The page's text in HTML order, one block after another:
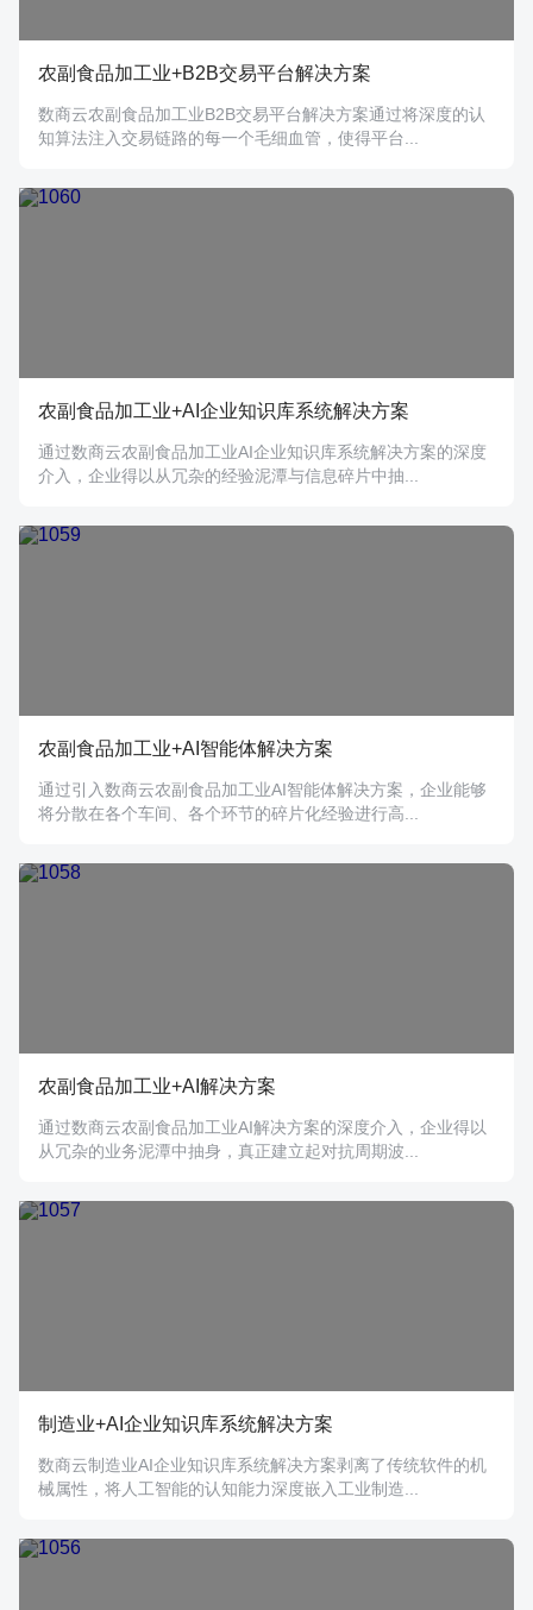
农副食品加工业+B2B交易平台解决方案
数商云农副食品加工业B2B交易平台解决方案通过将深度的认
知算法注入交易链路的每一个毛细血管，使得平台...
农副食品加工业+AI企业知识库系统解决方案
通过数商云农副食品加工业AI企业知识库系统解决方案的深度
介入，企业得以从冗杂的经验泥潭与信息碎片中抽...
农副食品加工业+AI智能体解决方案
通过引入数商云农副食品加工业AI智能体解决方案，企业能够
将分散在各个车间、各个环节的碎片化经验进行高...
农副食品加工业+AI解决方案
通过数商云农副食品加工业AI解决方案的深度介入，企业得以
从冗杂的业务泥潭中抽身，真正建立起对抗周期波...
制造业+AI企业知识库系统解决方案
数商云制造业AI企业知识库系统解决方案剥离了传统软件的机
械属性，将人工智能的认知能力深度嵌入工业制造...